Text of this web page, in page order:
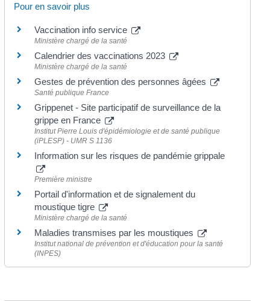
Pour en savoir plus
Vaccination info service
Ministère chargé de la santé
Calendrier des vaccinations 2023
Ministère chargé de la santé
Gestes de prévention des personnes âgées
Santé publique France
Grippenet - Site participatif de surveillance de la
grippe en France
Institut Pierre Louis d'épidémiologie et de santé publique
(iPLESP) - UMR S 1136
Information sur les risques de pandémie grippale
Première ministre
Portail d'information et de signalement du
moustique tigre
Ministère chargé de la santé
Maladies transmises par les moustiques
Institut national de prévention et d'éducation pour la santé
(INPES)